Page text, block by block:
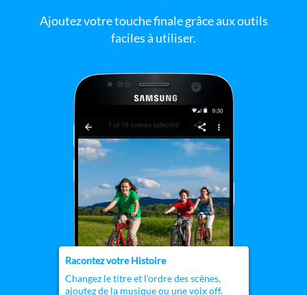
Ajoutez votre touche finale grâce aux outils
faciles à utiliser.
Racontez votre Histoire
Changez le titre et l'ordre des scènes,
ajoutez de la musique ou une voix off.